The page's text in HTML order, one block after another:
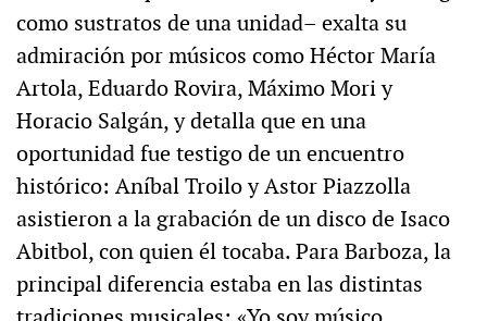
como sustratos de una unidad– exalta su
admiración por músicos como Héctor María
Artola, Eduardo Rovira, Máximo Mori y
Horacio Salgán, y detalla que en una
oportunidad fue testigo de un encuentro
histórico: Aníbal Troilo y Astor Piazzolla
asistieron a la grabación de un disco de Isaco
Abitbol, con quien él tocaba. Para Barboza, la
principal diferencia estaba en las distintas